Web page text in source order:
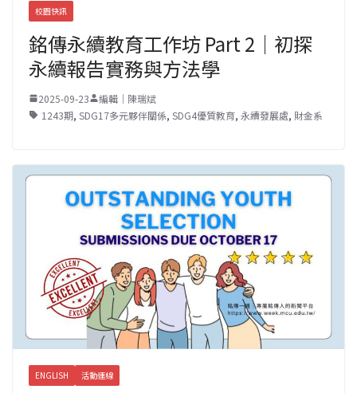
校園快訊
銘傳永續教育工作坊 Part 2｜初探
永續報告實務與方法學
2025-09-23
編輯｜陳瑞斌
1243期, SDG17多元夥伴關係, SDG4優質教育, 永續發展處, 財金系
ENGLISH 活動連線